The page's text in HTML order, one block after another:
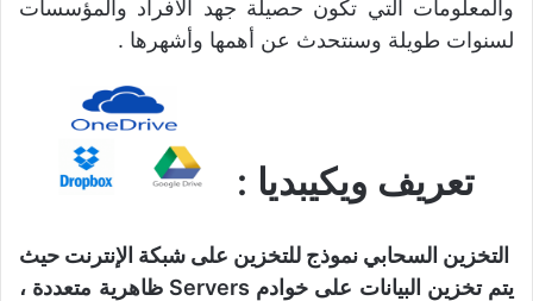
والمعلومات التي تكون حصيلة جهد الأفراد والمؤسسات
لسنوات طويلة وسنتحدث عن أهمها وأشهرها .
تعريف ويكيبديا :
التخزين السحابي نموذج للتخزين على شبكة الإنترنت حيث
يتم تخزين البيانات على خوادم Servers ظاهرية متعددة ،